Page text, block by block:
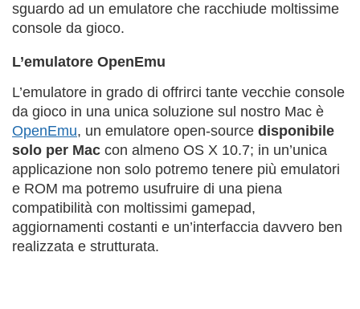
sguardo ad un emulatore che racchiude moltissime
console da gioco.
L’emulatore OpenEmu
L’emulatore in grado di offrirci tante vecchie console
da gioco in una unica soluzione sul nostro Mac è
OpenEmu, un emulatore open-source disponibile
solo per Mac con almeno OS X 10.7; in un’unica
applicazione non solo potremo tenere più emulatori
e ROM ma potremo usufruire di una piena
compatibilità con moltissimi gamepad,
aggiornamenti costanti e un’interfaccia davvero ben
realizzata e strutturata.